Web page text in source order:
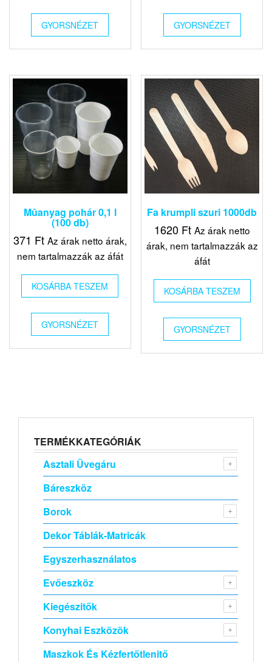
GYORSNÉZET GYORSNÉZET
Mûanyag pohár 0,1 l
(100 db)
371 Ft Az árak netto árak,
nem tartalmazzák az áfát
KOSÁRBA TESZEM
GYORSNÉZET
Fa krumpli szuri 1000db
1620 Ft Az árak netto
árak, nem tartalmazzák az
áfát
KOSÁRBA TESZEM
GYORSNÉZET
TERMÉKKATEGÓRIÁK
Asztali Üvegáru
Báreszköz
Borok
Dekor Táblák-Matricák
Egyszerhasználatos
Evőeszköz
Kiegészitők
Konyhai Eszközök
Maszkok És Kézfertőtlenitő